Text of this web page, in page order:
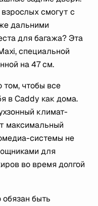
смогут с
дальними
для багажа? Эта
специальной
на 47 см.
том, чтобы все
в Caddy как дома.
климат-
максимальный
системы не
для
во время долгой
быть